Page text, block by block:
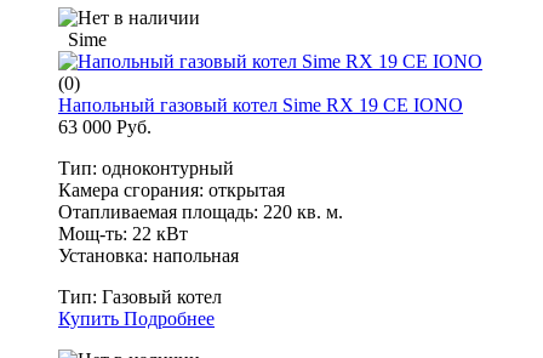
Sime
(0)
Напольный газовый котел Sime RX 19 CE IONO
63 000 Руб.
Тип: одноконтурный
Камера сгорания: открытая
Отапливаемая площадь: 220 кв. м.
Мощ-ть: 22 кВт
Установка: напольная
Тип: Газовый котел
Купить Подробнее